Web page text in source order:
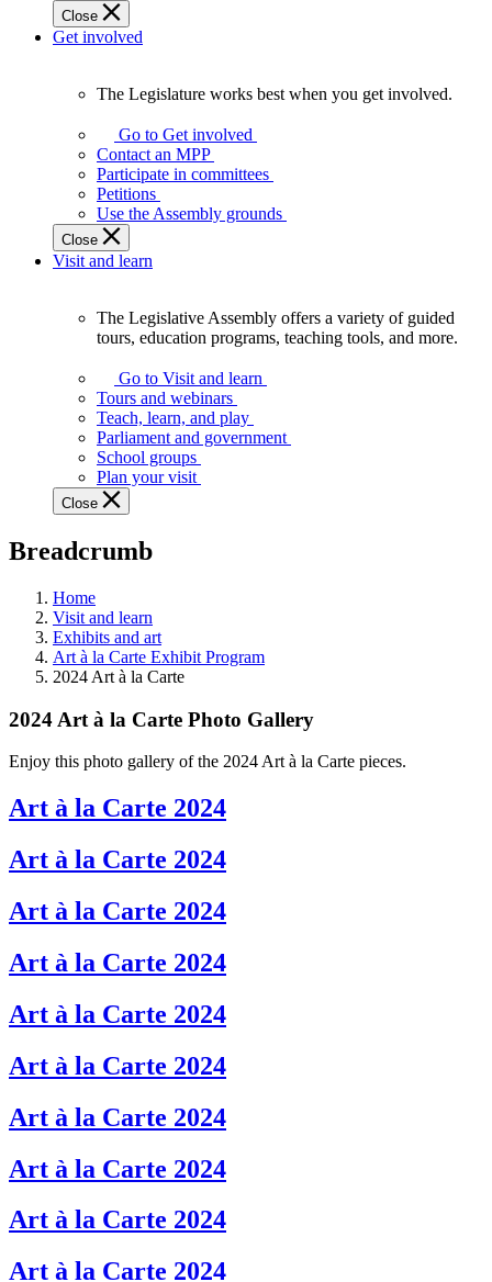
Close
Get involved
Legislature
works
best
when
get
involved.
The Legislature works best when you get involved.
Go to Get involved
Contact an MPP
Participate in committees
Petitions
Use the Assembly grounds
Close
Visit and learn
Assembly
offers
variety
guided
tours,
education
teaching
and
more.
The Legislative Assembly offers a variety of guided
tours, education programs, teaching tools, and more.
Go to Visit and learn
Tours and webinars
Teach, learn, and play
Parliament and government
School groups
Plan your visit
Close
Breadcrumb
Home
Visit and learn
Exhibits and art
Art à la Carte Exhibit Program
2024 Art à la Carte
2024 Art à la Carte Photo Gallery
Enjoy this photo gallery of the 2024 Art à la Carte pieces.
Art à la Carte 2024
Art à la Carte 2024
Art à la Carte 2024
Art à la Carte 2024
Art à la Carte 2024
Art à la Carte 2024
Art à la Carte 2024
Art à la Carte 2024
Art à la Carte 2024
Art à la Carte 2024